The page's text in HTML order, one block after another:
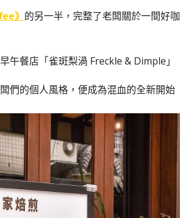
》 的另一半，完整了老闆關於一間好咖
午餐店「雀斑梨渦 Freckle & Dimple」
們的個人風格，便成為混血的全新開始